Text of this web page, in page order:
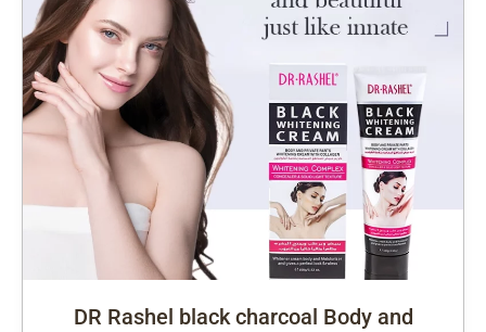
DR Rashel black charcoal Body and